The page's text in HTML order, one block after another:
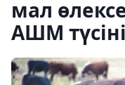
мал
АШМ